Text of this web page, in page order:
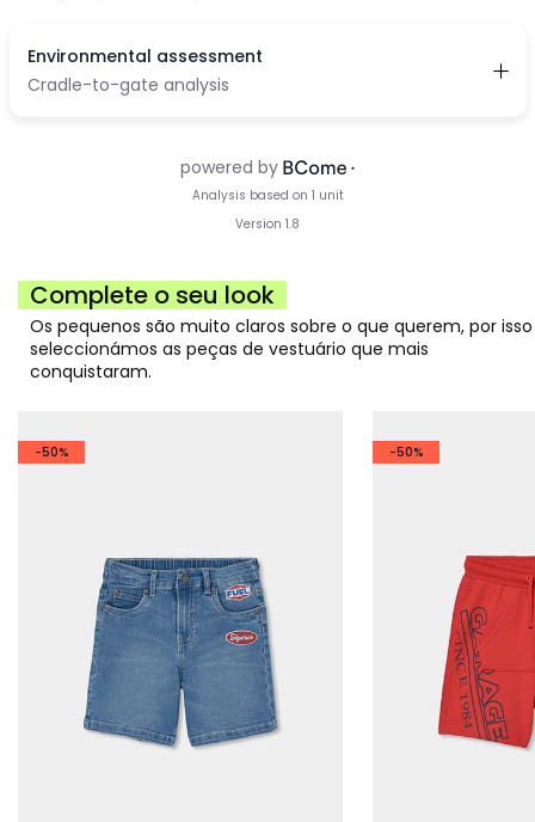
Complete o seu look
Os pequenos são muito claros sobre o que querem, por isso
seleccionámos as peças de vestuário que mais
conquistaram.
-50% -50%